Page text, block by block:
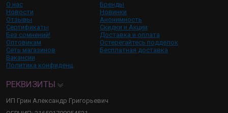
О нас
Новости
Отзывы
Сертификаты
Без сомнений!
Оптовикам
Сеть магазинов
Вакансии
Политика конфиденц.
Бренды
Новинки
Анонимность
Скидки и Акции
Доставка и оплата
Остерегайтесь подделок
Бесплатная доставка
РЕКВИЗИТЫ
ИП Грин Александр Григорьевич